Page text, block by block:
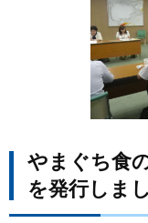
やまぐち食
を発行しまし